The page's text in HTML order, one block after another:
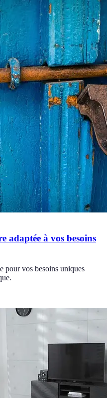
adaptée à vos besoins
pour vos besoins uniques